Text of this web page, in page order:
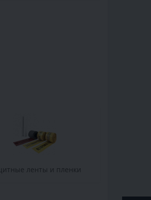
ленты и пленки